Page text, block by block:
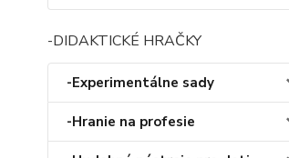
-DIDAKTICKÉ HRAČKY
-Experimentálne sady
-Hranie na profesie